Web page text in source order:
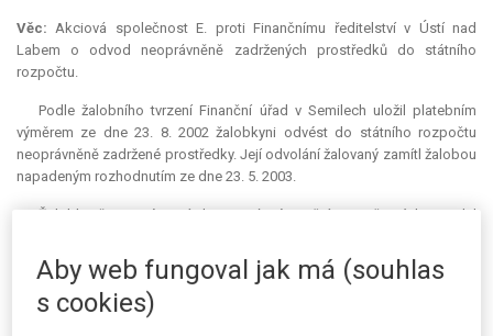
Věc: Akciová společnost E. proti Finančnímu ředitelství v Ústí nad
Labem o odvod neoprávněně zadržených prostředků do státního
rozpočtu.
Podle žalobního tvrzení Finanční úřad v Semilech uložil platebním
výměrem ze dne 23. 8. 2002 žalobkyni odvést do státního rozpočtu
neoprávněně zadržené prostředky. Její odvolání žalovaný zamítl žalobou
napadeným rozhodnutím ze dne 23. 5. 2003.
Žalobkyně za prvé namítala nesprávné použití rozpočtových pravidel
chybějící odkaz na hmotněprávní předpis. Uvedla, že důsledky porušení
rozpočtové kázně jsou uvedeny v § 30 zákona č. 576/1990 Sb.
Oprávnění finančního úřadu pak vymezuje § 20 odst. 2 zákona; zde však
Aby web fungoval jak má (souhlas
s cookies)